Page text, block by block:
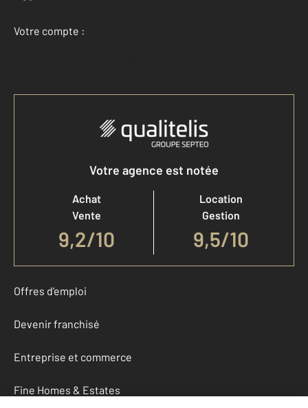
Votre compte :
Accéder à mon compte
Votre agence est notée
Achat
Vente
9,2/10
Location
Gestion
9,5/10
Offres d'emploi
Devenir franchisé
Entreprise et commerce
Fine Homes & Estates